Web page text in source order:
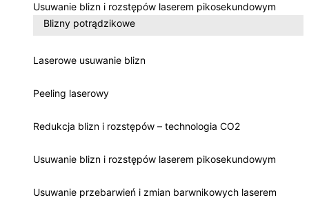
Usuwanie blizn i rozstępów laserem pikosekundowym
Blizny potrądzikowe
Laserowe usuwanie blizn
Peeling laserowy
Redukcja blizn i rozstępów – technologia CO2
Usuwanie blizn i rozstępów laserem pikosekundowym
Usuwanie przebarwień i zmian barwnikowych laserem